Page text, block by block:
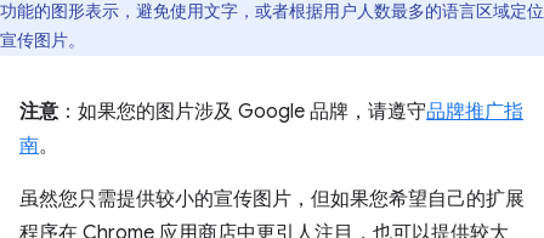
功能的图形表示，避免使用文字，或者根据用户人数最多的语言区域定位
宣传图片。
注意 ：如果您的图片涉及 Google 品牌，请遵守品牌推广指
南。
虽然您只需提供较小的宣传图片，但如果您希望自己的扩展
程序在 Chrome 应用商店中更引人注目，也可以提供较大